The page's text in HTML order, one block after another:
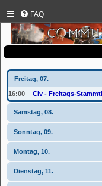
FAQ
Freitag, 07.
16:00 Civ - Freitags-
Samstag, 08.
Sonntag, 09.
Montag, 10.
Dienstag, 11.